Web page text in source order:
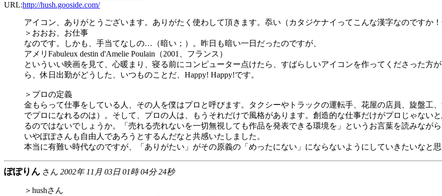
URL:http://hush.gooside.com/
アイコン、ありがとうございます。ありがたく使わして頂きます。忝い（カタジケナイってこんな漢字なのですか！
＞おおお、お仕事
なのです。しかも、手当てなしの…（暗い；）。昨日も暗い一日だったのですが、
アメリFabuleux destin d'Amelie Poulain（2001、フランス）
といういい映画を見て、心暖まり、寝る前にコンピューター点けたら、すばらしいアイコンを作ってくださった方
ら、休日出勤がどうした、いつものことだ、Happy! Happy!です。
＞プロの定義
金もらって仕事をしている人、その人を僕はプロと呼びます。タクシーやトラックの運転手、花屋の店員、旋盤
でプロになれるのは）。そして、プロの人は、もうそれだけで風格があります。創造的な仕事だけがプロじゃない
るのではないでしょうか。「売れる売れないを一切無視しても作品を発表できる環境を」というお言葉を読みながら
いやぽぽさんも自由人であろうとするんだなと共感いたしました。
本当に有難い時代なのですが、「ありがたい」がその原義の「めったにない」にならないようにしていきたいなと思
ぽぽりん さん 2002年 11月 03日 01時 04分 24秒
＞hushさん